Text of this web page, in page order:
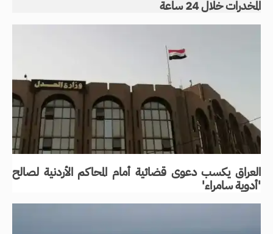
المخدرات خلال 24 ساعة
العراق يكسب دعوى قضائية أمام المحاكم الأردنية لصالح
'أدوية سامراء'